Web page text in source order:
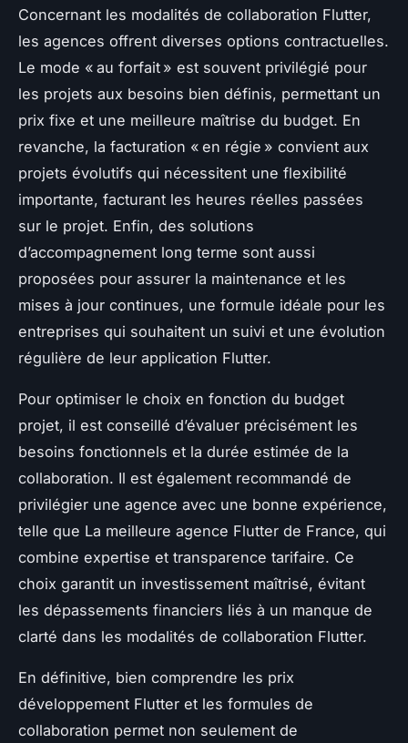
Concernant les modalités de collaboration Flutter,
les agences offrent diverses options contractuelles.
Le mode « au forfait » est souvent privilégié pour
les projets aux besoins bien définis, permettant un
prix fixe et une meilleure maîtrise du budget. En
revanche, la facturation « en régie » convient aux
projets évolutifs qui nécessitent une flexibilité
importante, facturant les heures réelles passées
sur le projet. Enfin, des solutions
d’accompagnement long terme sont aussi
proposées pour assurer la maintenance et les
mises à jour continues, une formule idéale pour les
entreprises qui souhaitent un suivi et une évolution
régulière de leur application Flutter.
Pour optimiser le choix en fonction du budget
projet, il est conseillé d’évaluer précisément les
besoins fonctionnels et la durée estimée de la
collaboration. Il est également recommandé de
privilégier une agence avec une bonne expérience,
telle que La meilleure agence Flutter de France, qui
combine expertise et transparence tarifaire. Ce
choix garantit un investissement maîtrisé, évitant
les dépassements financiers liés à un manque de
clarté dans les modalités de collaboration Flutter.
En définitive, bien comprendre les prix
développement Flutter et les formules de
collaboration permet non seulement de